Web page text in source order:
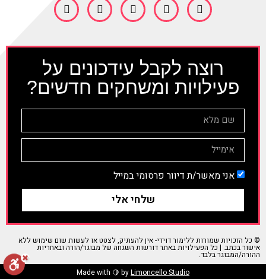
רוצה לקבל עידכונים על
פעילויות ומשחקים חדשים?
אני מאשר/ת דיוור פרסומי במייל
שלחי אלי
© כל הזכויות שמורות ללימור דוידי- אין להעתיק, לצטט או לעשות שום שימוש ללא
אישור בכתב. | כל הפעילויות באתר דורשות השגחה של מבוגר/הורה ובאחריות
ההורה/המבוגר בלבד.
Made with 🍋 byLimoncello Studio